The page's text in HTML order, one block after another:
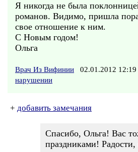
Я никогда не была
романов. Видимо, пришла
свое отношение к ним.
С Новым годом!
Ольга
Врач Из Вифинии 02.01.2012 12:19
нарушении
+ добавить замечания
Спасибо, Ольга! Вас
праздниками! Радости,